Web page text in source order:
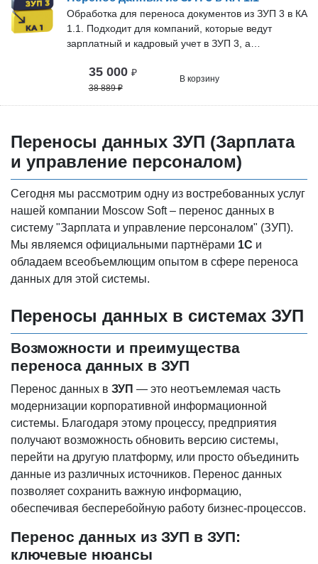
поддержку. Срок технической поддержки и
бесплатных обновлений зависит от тарифа. В
нашей команде более 10 специалистов. Проверка
наше решение на своём сервере. Оставьте заявку,
и мы договоримся об удобном времени
Обработка для переноса документов из ЗУП 3 в КА
1.1. Подходит для компаний, которые ведут
зарплатный и кадровый учет в ЗУП 3, а
1.1. Преимущества, техническая поддержка и
обновления: Обработка подходит для переноса не
только документов типа «Отражение зарплаты в
работников. Возможность получать обновления
без дополнительной платы после приобретения.
Мы оперативно обновляем решение под новые
версии программ. Срок технической поддержки и
бесплатных обновлений зависит от тарифа. В
нашей команде более 10 специалистов. Проверка
перед покупкой: Вы можете бесплатно проверить
наше решение на своём сервере. Оставьте заявку,
и мы договоримся об удобном времени
подключения нашего специалиста.
35 000 ₽
38 889₽
В корзину
Переносы данных ЗУП (Зарплата
и управление персоналом)
Сегодня мы рассмотрим одну из востребованных услуг
нашей компании Moscow Soft – перенос данных в
систему "Зарплата и управление персоналом" (ЗУП).
Мы являемся официальными партнёрами 1С и
обладаем всеобъемлющим опытом в сфере переноса
данных для этой системы.
Переносы данных в системах ЗУП
Возможности и преимущества
переноса данных в ЗУП
Перенос данных в ЗУП — это неотъемлемая часть
модернизации корпоративной информационной
системы. Благодаря этому процессу, предприятия
получают возможность обновить версию системы,
перейти на другую платформу, или просто объединить
данные из различных источников. Перенос данных
позволяет сохранить важную информацию,
обеспечивая бесперебойную работу бизнес-процессов.
Перенос данных из ЗУП в ЗУП:
ключевые нюансы